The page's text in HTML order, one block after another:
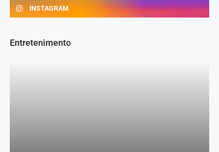
INSTAGRAM
Entretenimento